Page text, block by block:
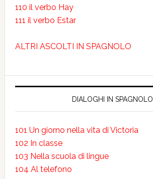
110 il verbo Hay
111 il verbo Estar
ALTRI ASCOLTI IN SPAGNOLO
DIALOGHI IN SPAGNOLO
101 Un giorno nella vita di Victoria
102 In classe
103 Nella scuola di lingue
104 Al telefono